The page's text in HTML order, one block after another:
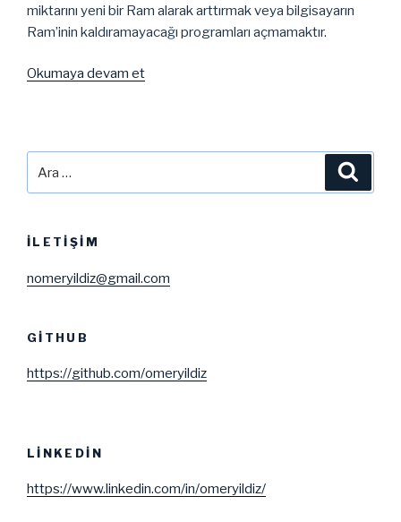
miktarını yeni bir Ram alarak arttırmak veya bilgisayarın
Ram’inin kaldıramayacağı programları açmamaktır.
Okumaya devam et“Linux
İLETIŞIM
nomeryildiz@gmail.com
GITHUB
https://github.com/omeryildiz
LINKEDIN
https://www.linkedin.com/in/omeryildiz/